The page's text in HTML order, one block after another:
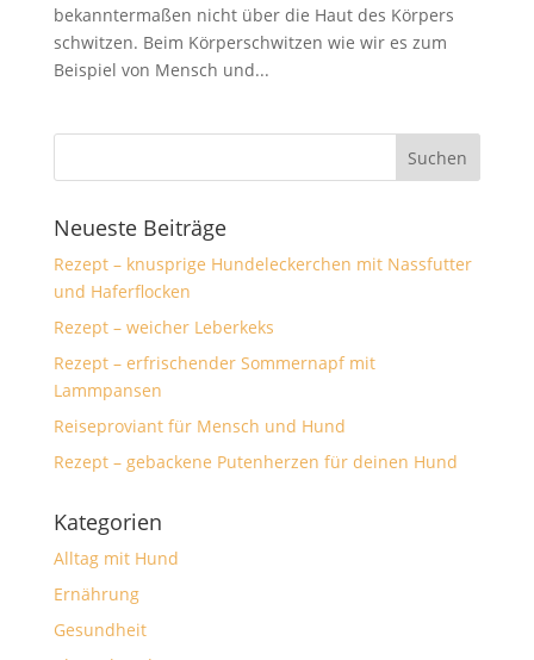
bekanntermaßen nicht über die Haut des Körpers
schwitzen. Beim Körperschwitzen wie wir es zum
Beispiel von Mensch und...
Neueste Beiträge
Rezept – knusprige Hundeleckerchen mit Nassfutter
und Haferflocken
Rezept – weicher Leberkeks
Rezept – erfrischender Sommernapf mit
Lammpansen
Reiseproviant für Mensch und Hund
Rezept – gebackene Putenherzen für deinen Hund
Kategorien
Alltag mit Hund
Ernährung
Gesundheit